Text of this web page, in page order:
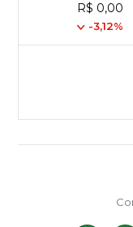
R$ 0,00
-3,12%